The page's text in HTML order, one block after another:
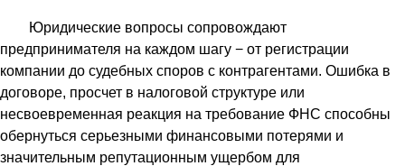
Юридические вопросы сопровождают
предпринимателя на каждом шагу − от регистрации
компании до судебных споров с контрагентами. Ошибка в
договоре, просчет в налоговой структуре или
несвоевременная реакция на требование ФНС способны
обернуться серьезными финансовыми потерями и
значительным репутационным ущербом для